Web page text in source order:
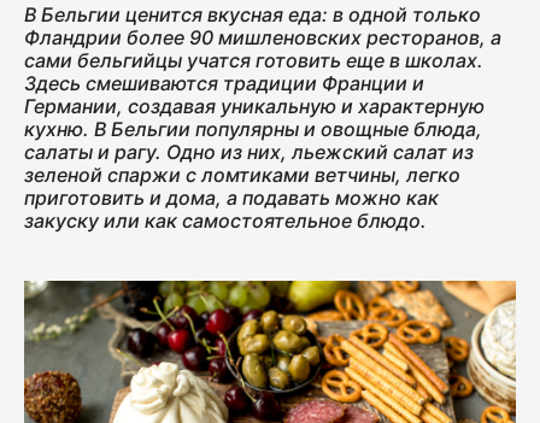
Нарезка Индейка варёно-копчёная
70
Колбаса сырокопчёная Сальчичон
260
1700
Колбаса полукопчёная "Краковская"
В Бельгии ценится вкусная еда: в одной только
Фландрии более 90 мишленовских ресторанов, а
сами бельгийцы учатся готовить еще в школах.
Здесь смешиваются традиции Франции и
Германии, создавая уникальную и характерную
кухню. В Бельгии популярны и овощные блюда,
салаты и рагу. Одно из них, льежский салат из
зеленой спаржи с ломтиками ветчины, легко
приготовить и дома, а подавать можно как
закуску или как самостоятельное блюдо.